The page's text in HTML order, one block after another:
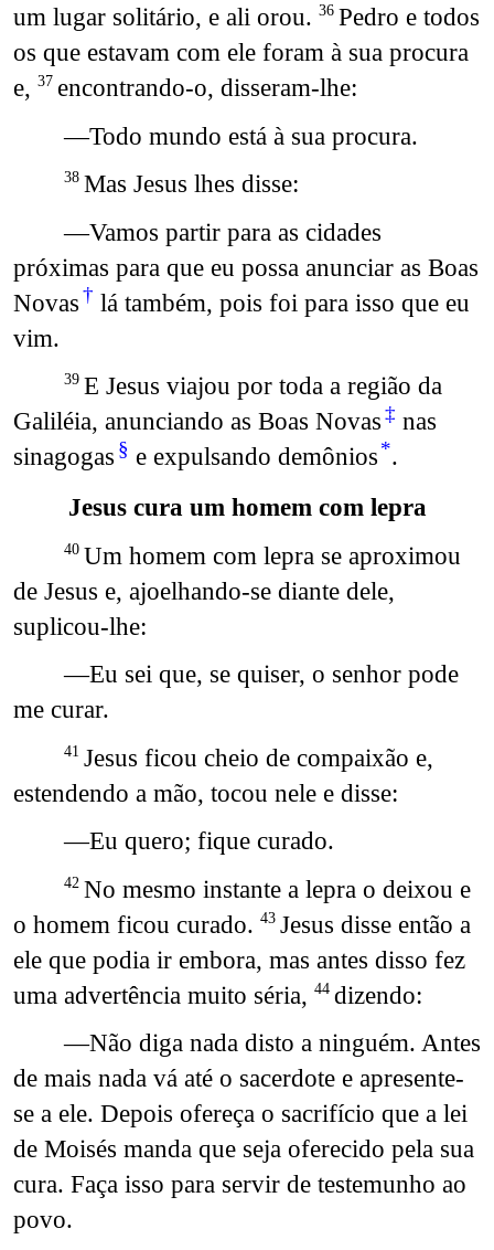
um lugar solitário, e ali orou. 36 Pedro e todos
os que estavam com ele foram à sua procura
e, 37 encontrando-o, disseram-lhe:
—Todo mundo está à sua procura.
38 Mas Jesus lhes disse:
—Vamos partir para as cidades
próximas para que eu possa anunciar as Boas
Novas† lá também, pois foi para isso que eu
vim.
39 E Jesus viajou por toda a região da
Galiléia, anunciando as Boas Novas‡ nas
sinagogas § e expulsando demônios*.
Jesus cura um homem com lepra
40 Um homem com lepra se aproximou
de Jesus e, ajoelhando-se diante dele,
suplicou-lhe:
—Eu sei que, se quiser, o senhor pode
me curar.
41 Jesus ficou cheio de compaixão e,
estendendo a mão, tocou nele e disse:
—Eu quero; fique curado.
42 No mesmo instante a lepra o deixou e
o homem ficou curado. 43 Jesus disse então a
ele que podia ir embora, mas antes disso fez
uma advertência muito séria, 44 dizendo:
—Não diga nada disto a ninguém. Antes
de mais nada vá até o sacerdote e apresente-
se a ele. Depois ofereça o sacrifício que a lei
de Moisés manda que seja oferecido pela sua
cura. Faça isso para servir de testemunho ao
povo.